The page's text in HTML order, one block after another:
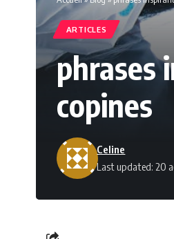
ARTICLES
phrases
copines
Last updated: 20
Celine